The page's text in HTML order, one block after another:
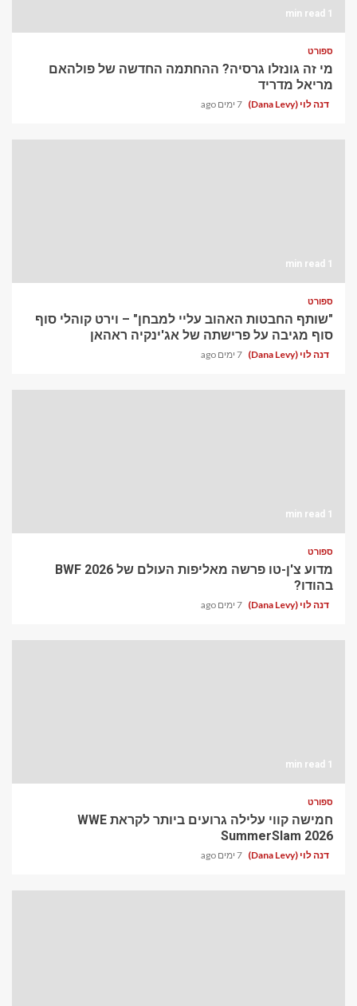
1 min read
ספורט
מי זה גונזלו גרסיה? ההחתמה החדשה של פולהאם
מריאל מדריד
דנה לוי (Dana Levy) 7 ימים ago
1 min read
ספורט
"שותף החבטות האהוב עליי למבחן" – וירט קוהלי סוף
סוף מגיבה על פרישתה של אג'ינקיה ראהאן
דנה לוי (Dana Levy) 7 ימים ago
1 min read
ספורט
מדוע צ'ן-טו פרשה מאליפות העולם של BWF 2026
בהודו?
דנה לוי (Dana Levy) 7 ימים ago
1 min read
ספורט
חמישה קווי עלילה גרועים ביותר לקראת WWE
SummerSlam 2026
דנה לוי (Dana Levy) 7 ימים ago